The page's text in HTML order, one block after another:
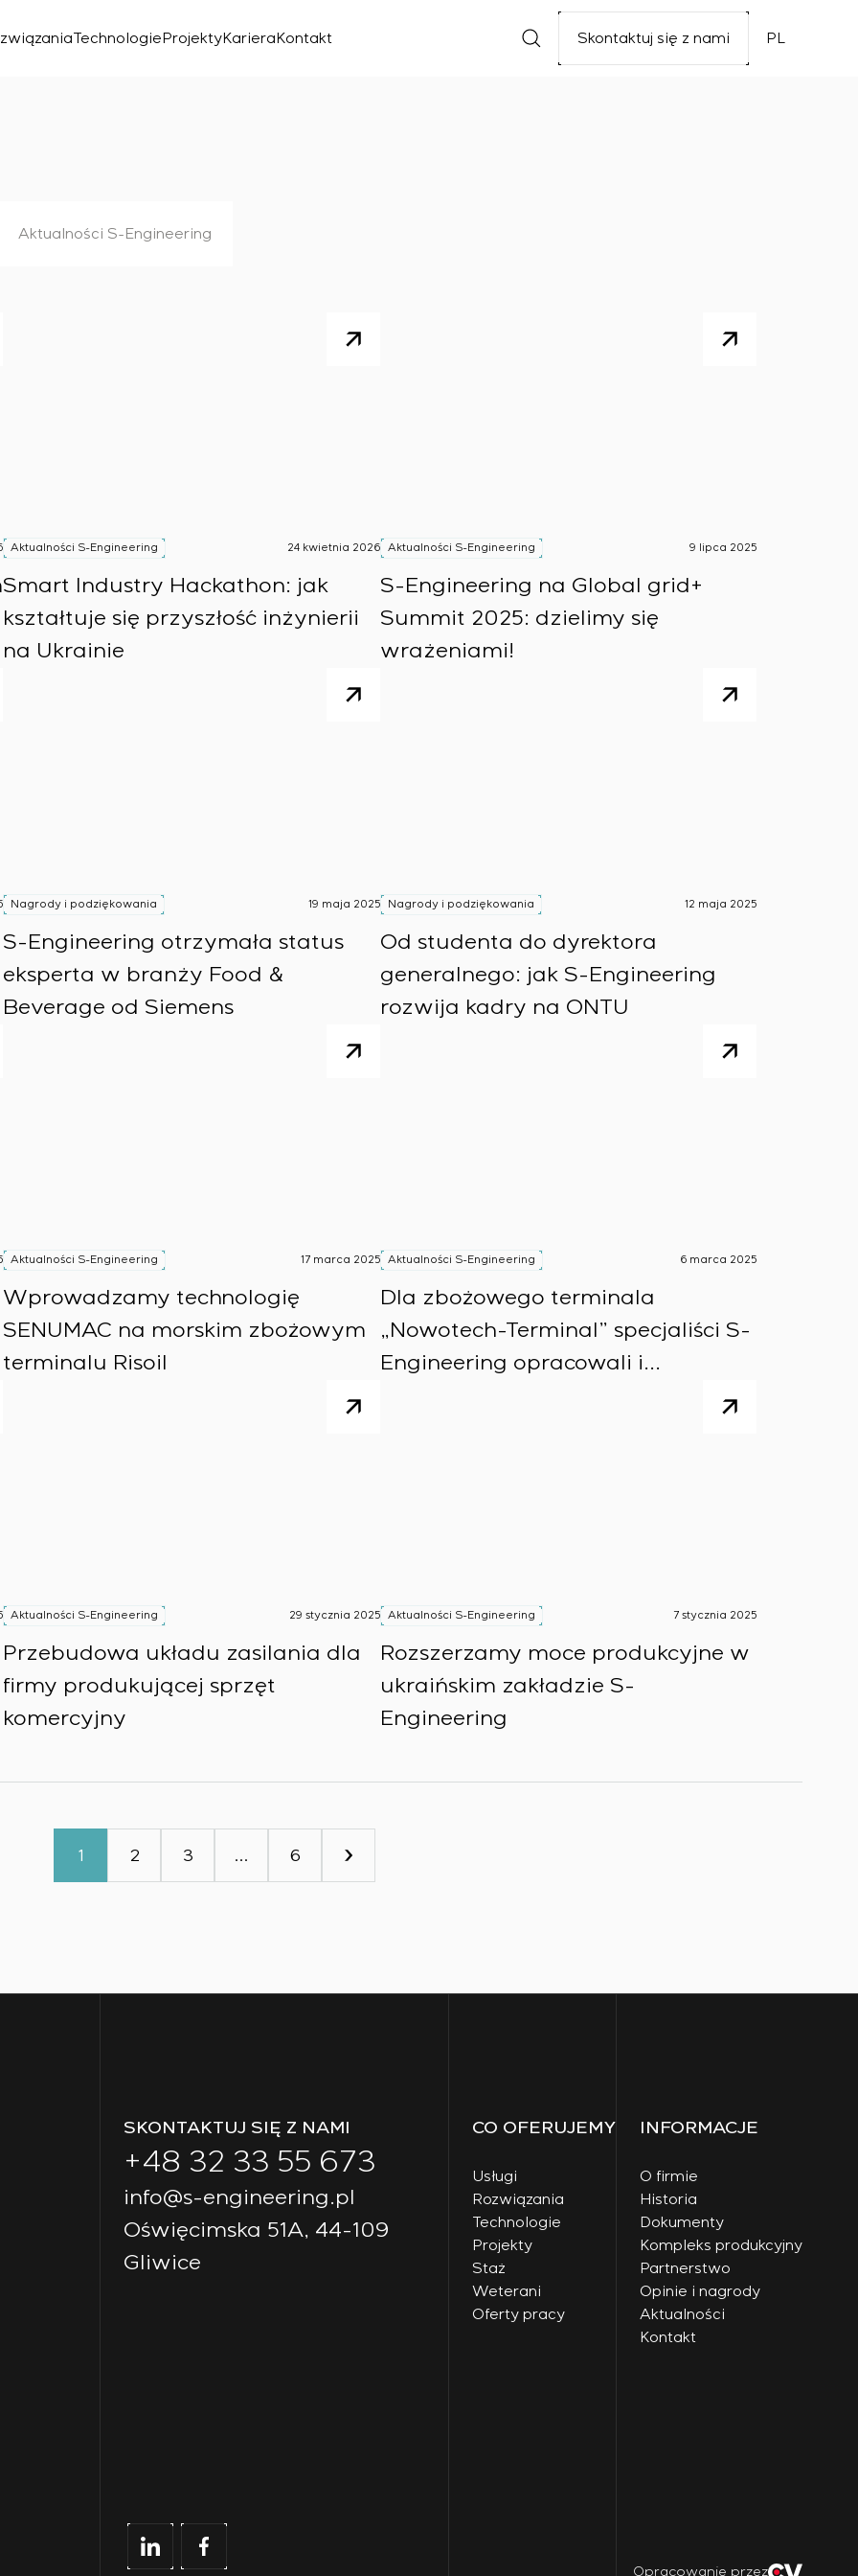
TechnologieProjektyKarieraKontakt Skontaktuj się z nami PL
sterowania z późniejszym uruchomieniem na obiekcie
strukturze kaskadowej i wielopoziomowej z parametrami konfiguracyjnymi statycznymi i adaptacyjnymi
Aktualności S-Engineering
Aktualności S-Engineering 24 kwietnia 2026
Smart Industry Hackathon: jak
kształtuje się przyszłość inżynierii
na Ukrainie
Aktualności S-Engineering 9 lipca 2025
S-Engineering na Global grid+
Summit 2025: dzielimy się
wrażeniami!
Nagrody i podziękowania 19 maja 2025
S-Engineering otrzymała status
eksperta w branży Food &
Beverage od Siemens
Nagrody i podziękowania 12 maja 2025
Od studenta do dyrektora
generalnego: jak S-Engineering
rozwija kadry na ONTU
Aktualności S-Engineering 17 marca 2025
Wprowadzamy technologię
SENUMAC na morskim zbożowym
terminalu Risoil
Aktualności S-Engineering 6 marca 2025
Dla zbożowego terminala
„Nowotech-Terminal” specjaliści S-
Engineering opracowali i
Aktualności S-Engineering 29 stycznia 2025
Przebudowa układu zasilania dla
firmy produkującej sprzęt
komercyjny
Aktualności S-Engineering 7 stycznia 2025
Rozszerzamy moce produkcyjne w
ukraińskim zakładzie S-
Engineering
1 2 3 … 6
SKONTAKTUJ SIĘ Z NAMI
+48 32 33 55 673
info@s-engineering.pl
Oświęcimska 51A, 44-109
Gliwice
CO OFERUJEMY
Usługi
Rozwiązania
Technologie
Projekty
Staż
Weterani
Oferty pracy
INFORMACJE
O firmie
Historia
Dokumenty
Kompleks produkcyjny
Partnerstwo
Opinie i nagrody
Aktualności
Kontakt
Opracowanie przez